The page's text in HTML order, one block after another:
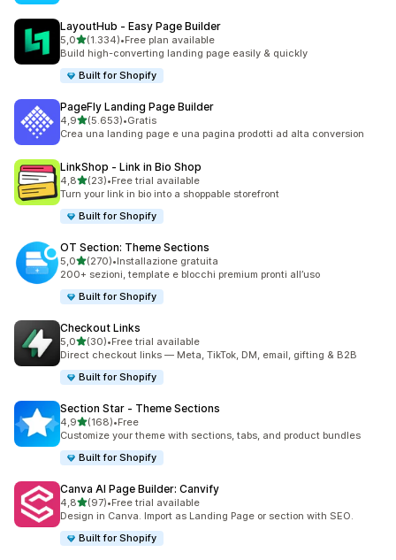
LayoutHub ‑ Easy Page Builder
5,0stelle su 5
(1.334)
1334 recensioni totali
•Free plan available
Build high-converting landing page easily & quickly
Built for Shopify
PageFly Landing Page Builder
4,9stelle su 5
(5.653)
5653 recensioni totali
•Gratis
Crea una landing page e una pagina prodotti ad alta conversion
LinkShop ‑ Link in Bio Shop
4,8stelle su 5
(23)
23 recensioni totali
•Free trial available
Turn your link in bio into a shoppable storefront
Built for Shopify
OT Section: Theme Sections
5,0stelle su 5
(270)
270 recensioni totali
•Installazione gratuita
200+ sezioni, template e blocchi premium pronti all’uso
Built for Shopify
Checkout Links
5,0stelle su 5
(30)
30 recensioni totali
•Free trial available
Direct checkout links — Meta, TikTok, DM, email, gifting & B2B
Built for Shopify
Section Star ‑ Theme Sections
4,9stelle su 5
(168)
168 recensioni totali
•Free
Customize your theme with sections, tabs, and product bundles
Built for Shopify
Canva AI Page Builder: Canvify
4,8stelle su 5
(97)
97 recensioni totali
•Free trial available
Design in Canva. Import as Landing Page or section with SEO.
Built for Shopify